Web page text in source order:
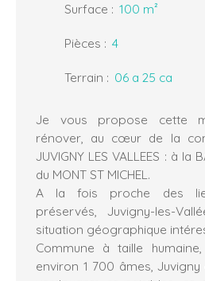
Surface : 100 m²
Pièces : 4
Terrain : 06 a 25 ca
Je vous propose cette
rénover, au cœur de la
JUVIGNY LES VALLEES : à
du MONT ST MICHEL.
A la fois proche des
préservés, Juvigny-les-
situation géographique
Commune à taille
environ 1 700 âmes,